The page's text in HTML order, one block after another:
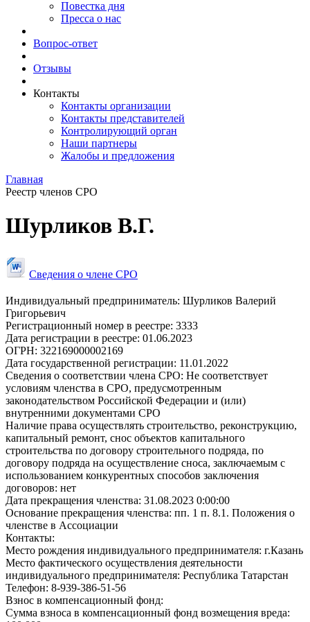
Повестка дня
Пресса о нас
Вопрос-ответ
Отзывы
Контакты
Контакты организации
Контакты представителей
Контролирующий орган
Наши партнеры
Жалобы и предложения
Главная
Реестр членов СРО
Шурликов В.Г.
Сведения о члене СРО
Индивидуальный предприниматель: Шурликов Валерий
Григорьевич
Регистрационный номер в реестре: 3333
Дата регистрации в реестре: 01.06.2023
ОГРН: 322169000002169
Дата государственной регистрации: 11.01.2022
Сведения о соответствии члена СРО: Не соответствует
условиям членства в СРО, предусмотренным
законодательством Российской Федерации и (или)
внутренними документами СРО
Наличие права осуществлять строительство, реконструкцию,
капитальный ремонт, снос объектов капитального
строительства по договору строительного подряда, по
договору подряда на осуществление сноса, заключаемым с
использованием конкурентных способов заключения
договоров: нет
Дата прекращения членства: 31.08.2023 0:00:00
Основание прекращения членства: пп. 1 п. 8.1. Положения о
членстве в Ассоциации
Контакты:
Место рождения индивидуального предпринимателя: г.Казань
Место фактического осуществления деятельности
индивидуального предпринимателя: Республика Татарстан
Телефон: 8-939-386-51-56
Взнос в компенсационный фонд:
Сумма взноса в компенсационный фонд возмещения вреда: